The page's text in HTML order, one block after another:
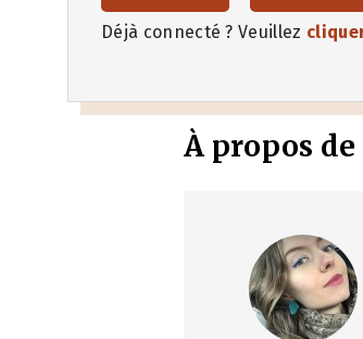
Déjà connecté ? Veuillez
À propos